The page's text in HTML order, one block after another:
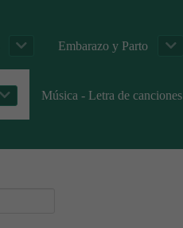
Embarazo y Parto
Música - Letra de canciones